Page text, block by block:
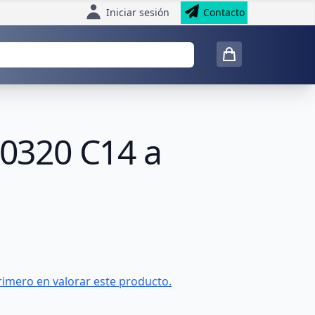
Iniciar sesión Contacto
C14 a
en valorar este producto.